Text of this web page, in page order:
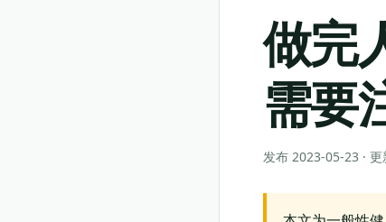
做完
需要
发布 2023-05-23 ·